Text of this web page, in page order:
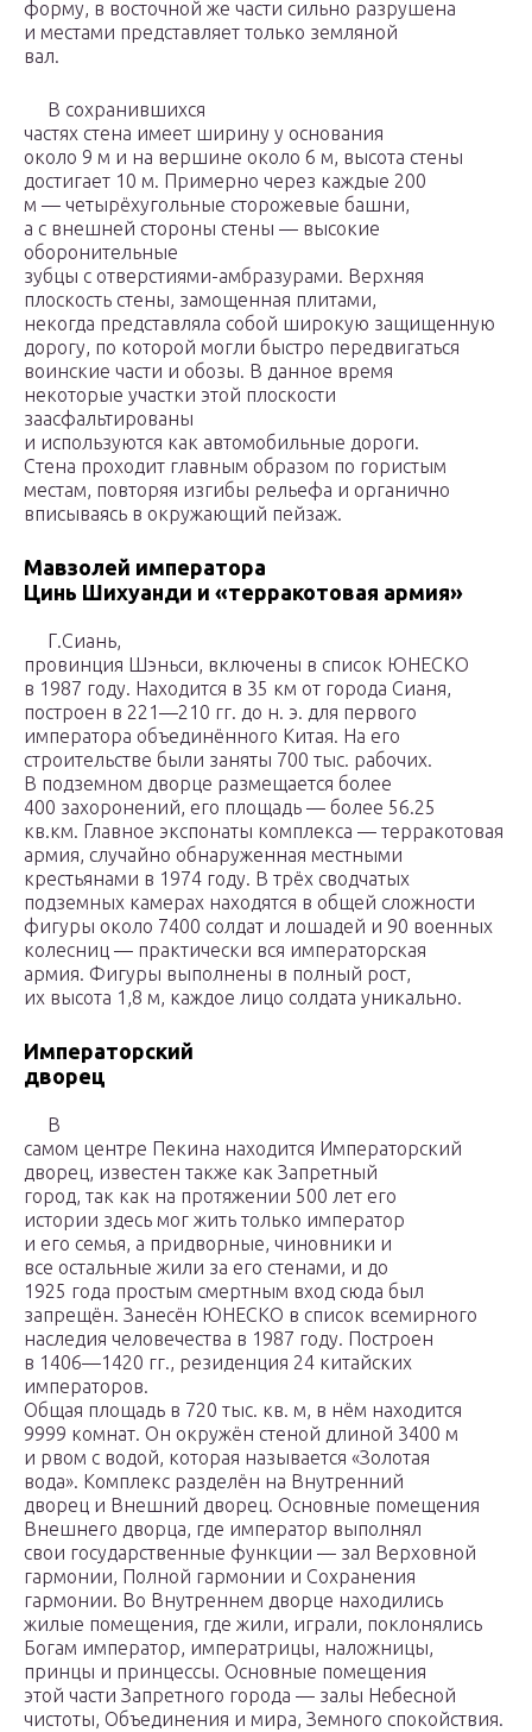
форму, в восточной же части сильно разрушена
и местами представляет только земляной
вал.
В сохранившихся
частях стена имеет ширину у основания
около 9 м и на вершине около 6 м, высота стены
достигает 10 м. Примерно через каждые 200
м — четырёхугольные сторожевые башни,
а с внешней стороны стены — высокие
оборонительные
зубцы с отверстиями-амбразурами. Верхняя
плоскость стены, замощенная плитами,
некогда представляла собой широкую защищенную
дорогу, по которой могли быстро передвигаться
воинские части и обозы. В данное время
некоторые участки этой плоскости
заасфальтированы
и используются как автомобильные дороги.
Стена проходит главным образом по гористым
местам, повторяя изгибы рельефа и органично
вписываясь в окружающий пейзаж.
Мавзолей императора
Цинь Шихуанди и «терракотовая армия»
Г.Сиань,
провинция Шэньси, включены в список ЮНЕСКО
в 1987 году. Находится в 35 км от города Сианя,
построен в 221—210 гг. до н. э. для первого
императора объединённого Китая. На его
строительстве были заняты 700 тыс. рабочих.
В подземном дворце размещается более
400 захоронений, его площадь — более 56.25
кв.км. Главное экспонаты комплекса — терракотовая
армия, случайно обнаруженная местными
крестьянами в 1974 году. В трёх сводчатых
подземных камерах находятся в общей сложности
фигуры около 7400 солдат и лошадей и 90 военных
колесниц — практически вся императорская
армия. Фигуры выполнены в полный рост,
их высота 1,8 м, каждое лицо солдата уникально.
Императорский
дворец
В
самом центре Пекина находится Императорский
дворец, известен также как Запретный
город, так как на протяжении 500 лет его
истории здесь мог жить только император
и его семья, а придворные, чиновники и
все остальные жили за его стенами, и до
1925 года простым смертным вход сюда был
запрещён. Занесён ЮНЕСКО в список всемирного
наследия человечества в 1987 году. Построен
в 1406—1420 гг., резиденция 24 китайских
императоров.
Общая площадь в 720 тыс. кв. м, в нём находится
9999 комнат. Он окружён стеной длиной 3400 м
и рвом с водой, которая называется «Золотая
вода». Комплекс разделён на Внутренний
дворец и Внешний дворец. Основные помещения
Внешнего дворца, где император выполнял
свои государственные функции — зал Верховной
гармонии, Полной гармонии и Сохранения
гармонии. Во Внутреннем дворце находились
жилые помещения, где жили, играли, поклонялись
Богам император, императрицы, наложницы,
принцы и принцессы. Основные помещения
этой части Запретного города — залы Небесной
чистоты, Объединения и мира, Земного спокойствия.